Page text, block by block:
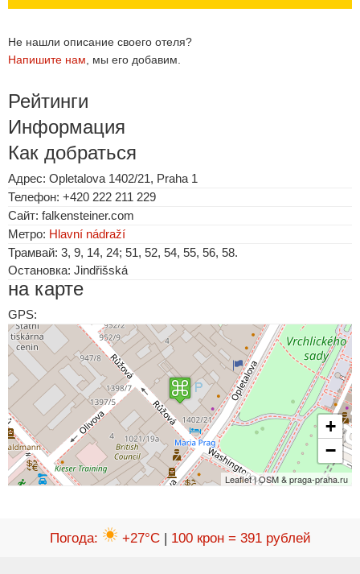
Не нашли описание своего отеля?
Напишите нам, мы его добавим.
Рейтинги
Информация
Как добраться
Адрес: Opletalova 1402/21, Praha 1
Телефон: +420 222 211 229
Сайт: falkensteiner.com
Метро: Hlavní nádraží
Трамвай: 3, 9, 14, 24; 51, 52, 54, 55, 56, 58.
Остановка: Jindřišská
на карте
GPS:
+
−
Leaflet | OSM & praga-praha.ru
Погода: +27°C| 100 крон = 391 рублей